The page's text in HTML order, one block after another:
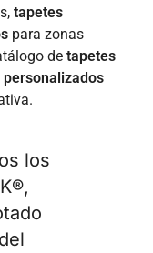
tapetes
para zonas
de tapetes
los